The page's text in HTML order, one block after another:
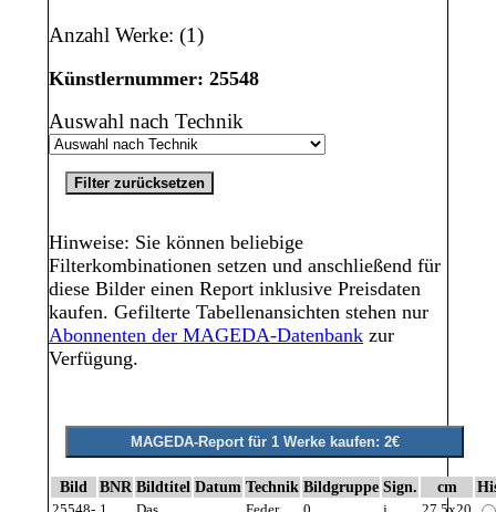
Anzahl Werke: (1)
Künstlernummer: 25548
Auswahl nach Technik
Hinweise: Sie können beliebige
Filterkombinationen setzen und anschließend für
diese Bilder einen Report inklusive Preisdaten
kaufen. Gefilterte Tabellenansichten stehen nur
Abonnenten der MAGEDA-Datenbank zur
Verfügung.
Bild BNR Bildtitel Datum Technik Bildgruppe Sign. cm